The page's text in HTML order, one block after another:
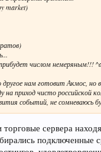
market)
числом немеряным!!!
нам готовит Акмос, но
на приход чисто российской
событий, не сомневаюсь
сервера
подключенные